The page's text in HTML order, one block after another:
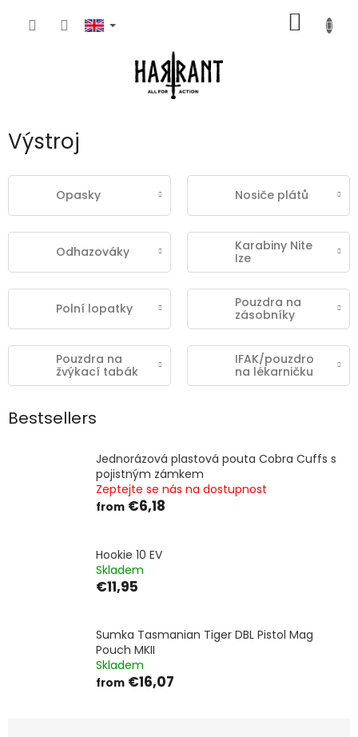
CART
Výstroj
Opasky Nosiče plátů
Odhazováky
Karabiny Nite
Ize
Polní lopatky
Pouzdra na
zásobníky
Pouzdra na
žvýkací tabák
IFAK/pouzdro
na lékarničku
Bestsellers
Jednorázová plastová pouta Cobra Cuffs s
pojistným zámkem
Zeptejte se nás na dostupnost
from €6,18
Hookie 10 EV
Skladem
€11,95
Sumka Tasmanian Tiger DBL Pistol Mag
Pouch MKII
Skladem
from €16,07